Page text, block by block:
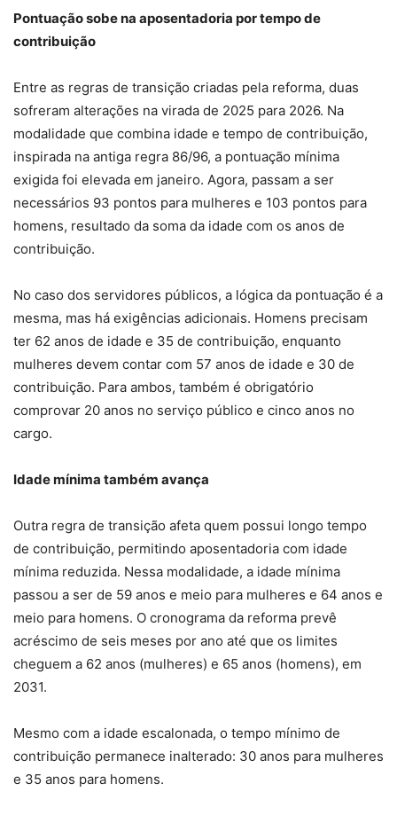
Pontuação sobe na aposentadoria por tempo de
contribuição
Entre as regras de transição criadas pela reforma, duas
sofreram alterações na virada de 2025 para 2026. Na
modalidade que combina idade e tempo de contribuição,
inspirada na antiga regra 86/96, a pontuação mínima
exigida foi elevada em janeiro. Agora, passam a ser
necessários 93 pontos para mulheres e 103 pontos para
homens, resultado da soma da idade com os anos de
contribuição.
No caso dos servidores públicos, a lógica da pontuação é a
mesma, mas há exigências adicionais. Homens precisam
ter 62 anos de idade e 35 de contribuição, enquanto
mulheres devem contar com 57 anos de idade e 30 de
contribuição. Para ambos, também é obrigatório
comprovar 20 anos no serviço público e cinco anos no
cargo.
Idade mínima também avança
Outra regra de transição afeta quem possui longo tempo
de contribuição, permitindo aposentadoria com idade
mínima reduzida. Nessa modalidade, a idade mínima
passou a ser de 59 anos e meio para mulheres e 64 anos e
meio para homens. O cronograma da reforma prevê
acréscimo de seis meses por ano até que os limites
cheguem a 62 anos (mulheres) e 65 anos (homens), em
2031.
Mesmo com a idade escalonada, o tempo mínimo de
contribuição permanece inalterado: 30 anos para mulheres
e 35 anos para homens.